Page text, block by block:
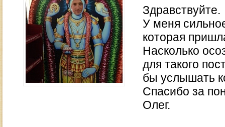
Здравствуйте.
У меня
которая
Насколько
для такого
бы услышать
Спасибо за
Олег.